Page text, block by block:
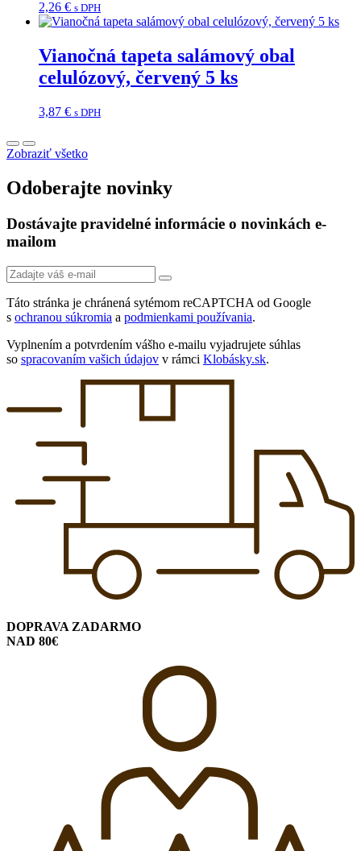
2,26 € s DPH
Vianočná tapeta salámový obal
celulózový, červený 5 ks
3,87 € s DPH
Zobraziť všetko
Odoberajte novinky
Dostávajte pravidelné informácie o novinkách e-
mailom
Táto stránka je chránená sytémom reCAPTCHA od Google
s ochranou súkromia a podmienkami používania.
Vyplnením a potvrdením vášho e-mailu vyjadrujete súhlas
so spracovaním vašich údajov v rámci Klobásky.sk.
DOPRAVA ZADARMO
NAD 80€